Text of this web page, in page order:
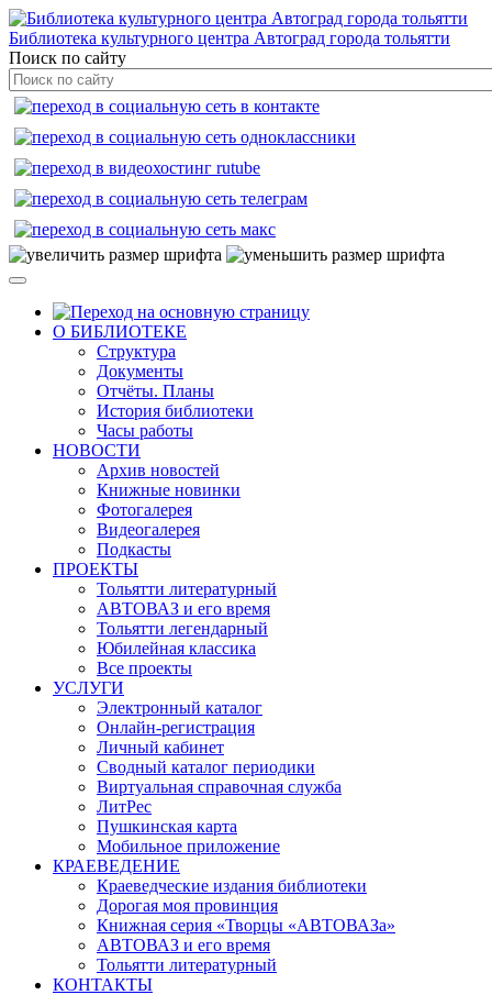
Библиотека культурного центра Автоград города тольятти
Поиск по сайту
О БИБЛИОТЕКЕ
Структура
Документы
Отчёты. Планы
История библиотеки
Часы работы
НОВОСТИ
Архив новостей
Книжные новинки
Фотогалерея
Видеогалерея
Подкасты
ПРОЕКТЫ
Тольятти литературный
АВТОВАЗ и его время
Тольятти легендарный
Юбилейная классика
Все проекты
УСЛУГИ
Электронный каталог
Онлайн-регистрация
Личный кабинет
Сводный каталог периодики
Виртуальная справочная служба
ЛитРес
Пушкинская карта
Мобильное приложение
КРАЕВЕДЕНИЕ
Краеведческие издания библиотеки
Дорогая моя провинция
Книжная серия «Творцы «АВТОВАЗа»
АВТОВАЗ и его время
Тольятти литературный
КОНТАКТЫ